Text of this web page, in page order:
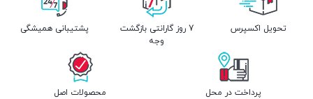
تحویل اکسپرس
7 روز گارانتی بازگشت
وجه
پشتیبانی همیشگی
پرداخت در محل محصولات اصل